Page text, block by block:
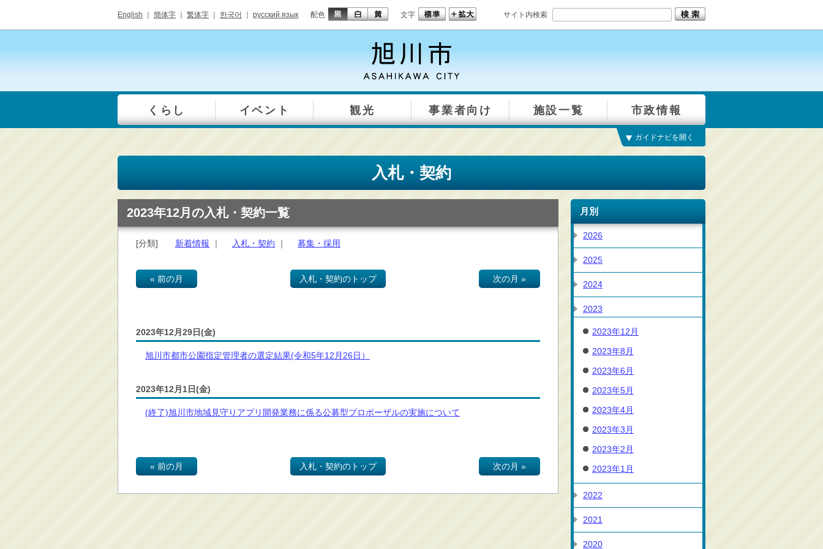
English 簡体字 繁体字 한국어 русский язык 配色 文字 サイト内検索
一覧
くらし イベント 観光 事業者向け 施設一覧 市政情報
手続き・届出（戸籍・
健康・福祉・衛生・ペ
ット
子育て・学校教育
境保全
消防・救急
学ぶ・文化・スポーツ
産業・しごと・消費生
住宅・土地・都市計画
市民活動・参加・地域
公共交通・空港
ガイドナビを開く
入札・契約
2023年12月の入札・契約一覧
[分類] 新着情報 ｜ 入札・契約 ｜ 募集・採用
« 前の月 入札・契約のトップ 次の月 »
2023年12月29日(金)
旭川市都市公園指定管理者の選定結果(令和5年12月26日）
2023年12月1日(金)
(終了)旭川市地域見守りアプリ開発業務に係る公募型プロポーザルの実施について
« 前の月 入札・契約のトップ 次の月 »
月別
2026
2025
2024
2023
2023年12月
2023年8月
2023年6月
2023年5月
2023年4月
2023年3月
2023年2月
2023年1月
2022
2021
2020